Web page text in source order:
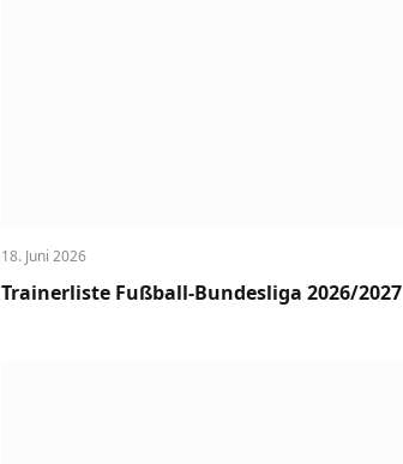
18. Juni 2026
Trainerliste Fußball-Bundesliga 2026/2027